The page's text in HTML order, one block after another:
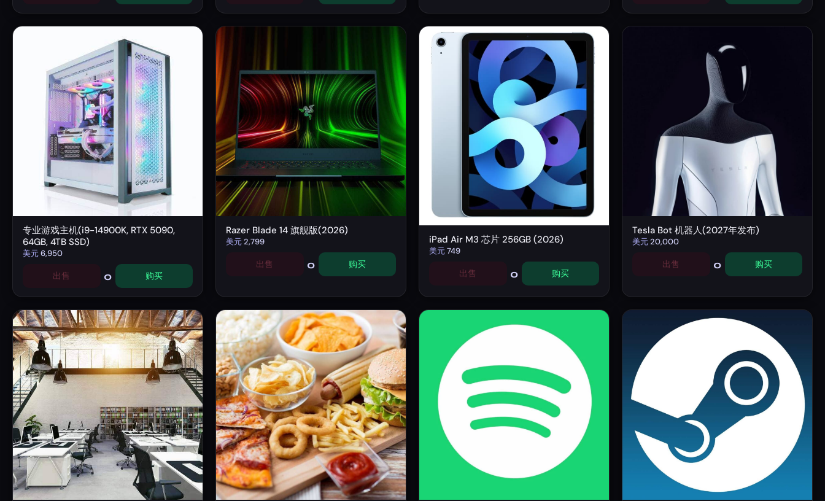
专业游戏主机(i9-14900K, RTX 5090,
64GB, 4TB SSD)
美元6,950
出售 0 购买
Razer Blade 14 旗舰版(2026)
美元2,799
出售 0 购买
iPad Air M3 芯片 256GB (2026)
美元749
出售 0 购买
Tesla Bot 机器人(2027年发布)
美元20,000
出售 0 购买